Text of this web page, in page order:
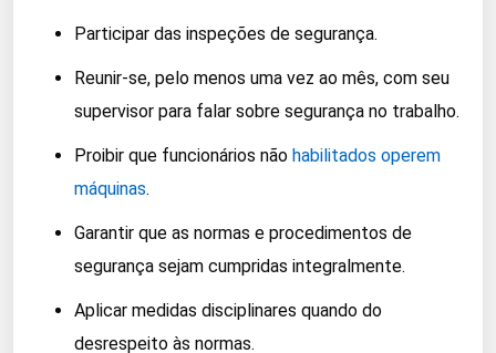
Participar das inspeções de segurança.
Reunir-se, pelo menos uma vez ao mês, com seu
supervisor para falar sobre segurança no trabalho.
Proibir que funcionários não habilitados operem
máquinas.
Garantir que as normas e procedimentos de
segurança sejam cumpridas integralmente.
Aplicar medidas disciplinares quando do
desrespeito às normas.